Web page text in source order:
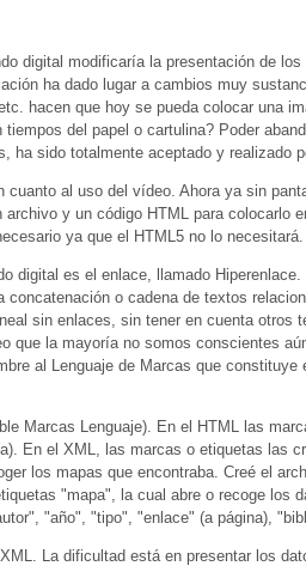
digital modificaría la presentación de
ha dado lugar a cambios muy
hacen que hoy se pueda colocar una
del papel o cartulina? Poder
ha sido totalmente aceptado y realizado
al uso del vídeo. Ahora ya sin
y un código HTML para colocarlo
ya que el HTML5 no lo necesitará.
digital es el enlace, llamado
o cadena de textos
sin enlaces, sin tener en cuenta otros
que la mayoría no somos conscientes
al Lenguaje de Marcas que
Marcas Lenguaje). En el HTML las
En el XML, las marcas o etiquetas las
los mapas que encontraba. Creé el
"mapa", la cual abre o recoge los
"año", "tipo", "enlace" (a página),
La dificultad está en presentar los